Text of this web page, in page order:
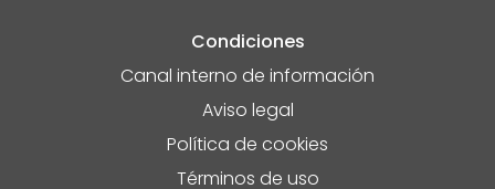
Condiciones
Canal interno de información
Aviso legal
Política de cookies
Términos de uso